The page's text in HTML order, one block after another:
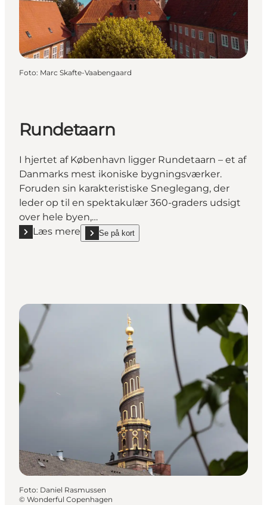
Foto: Marc Skafte-Vaabengaard
Rundetaarn
I hjertet af København ligger Rundetaarn – et af
Danmarks mest ikoniske bygningsværker.
Foruden sin karakteristiske Sneglegang, der
leder op til en spektakulær 360-graders udsigt
over hele byen,…
Læs mere
Læs mere "Rundetaarn"
Se på kort
show Rundetaarn on_map
Foto: Daniel Rasmussen
© Wonderful Copenhagen